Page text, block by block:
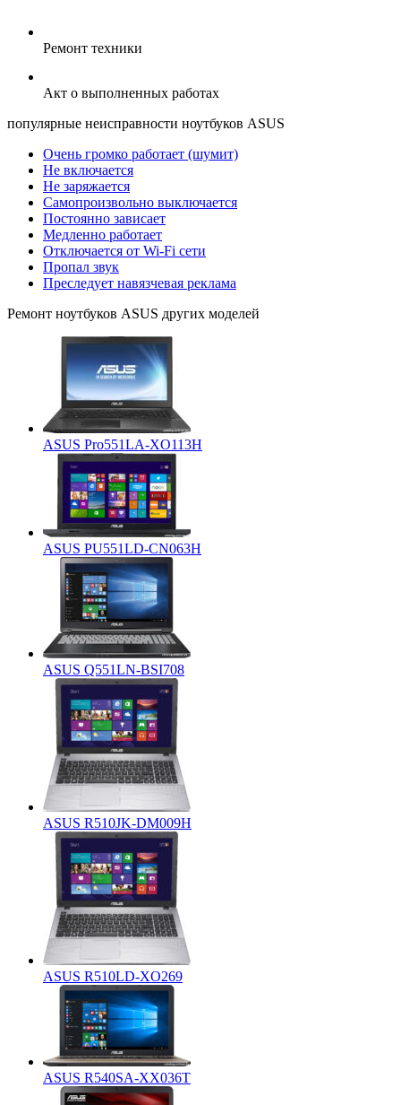
Ремонт техники
Акт о выполненных работах
популярные неисправности ноутбуков ASUS
Очень громко работает (шумит)
Не включается
Не заряжается
Самопроизвольно выключается
Постоянно зависает
Медленно работает
Отключается от Wi-Fi сети
Пропал звук
Преследует навязчевая реклама
Ремонт ноутбуков ASUS других моделей
ASUS Pro551LA-XO113H
ASUS PU551LD-CN063H
ASUS Q551LN-BSI708
ASUS R510JK-DM009H
ASUS R510LD-XO269
ASUS R540SA-XX036T